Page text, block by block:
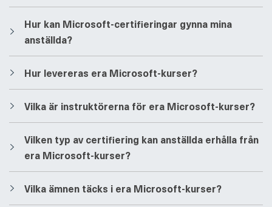
​​Hur kan Microsoft-certifieringar gynna mina
anställda?
​​Hur levereras era Microsoft-kurser?
​​Vilka är instruktörerna för era Microsoft-kurser?
​​Vilken typ av certifiering kan anställda erhålla från
era Microsoft-kurser?
​​Vilka ämnen täcks i era Microsoft-kurser?